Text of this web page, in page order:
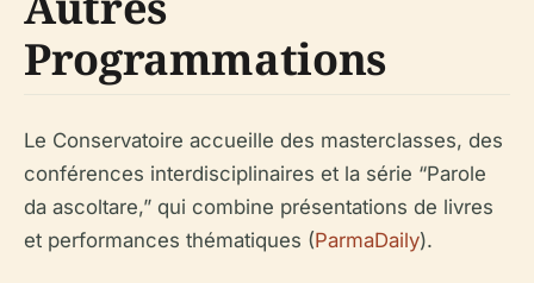
Programmations
Le Conservatoire accueille des masterclasses, des
conférences interdisciplinaires et la série “Parole
da ascoltare,” qui combine présentations de livres
et performances thématiques (ParmaDaily).